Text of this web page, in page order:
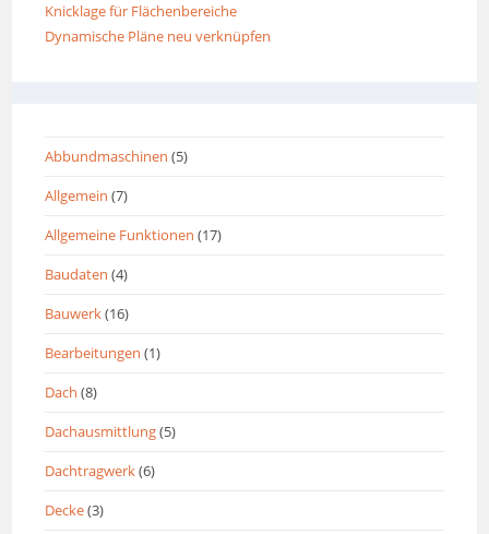
Knicklage für Flächenbereiche
Dynamische Pläne neu verknüpfen
Abbundmaschinen (5)
Allgemein (7)
Allgemeine Funktionen (17)
Baudaten (4)
Bauwerk(16)
Bearbeitungen (1)
Dach (8)
Dachausmittlung(5)
Dachtragwerk(6)
Decke(3)